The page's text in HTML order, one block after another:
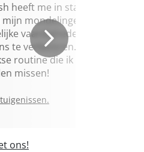
heeft me in staat
mondelinge en
vaardigheden in
te verbeteren. Een
routine die ik niet
missen!
ons!